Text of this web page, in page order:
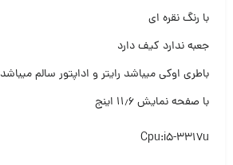
با رنگ نقره ای
جعبه ندارد کیف دارد
باطری اوکی میباشد رایتر و اداپتور سالم میباشد
با صفحه نمایش ۱۱٫۶ اینج
Cpu:i5-3317u